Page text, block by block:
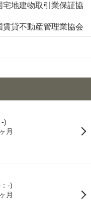
地建物取引業保証協
貸不動産管理業協会
-)
月
-)
月